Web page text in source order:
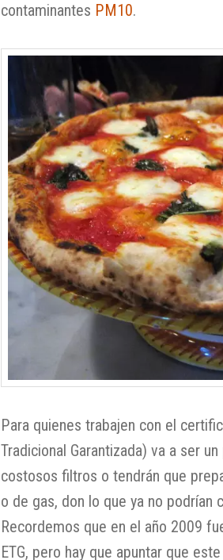
contaminantes PM10.
Para quienes trabajen con el
Tradicional Garantizada) va a ser
costosos filtros o tendrán que
o de gas, don lo que ya no podrían
Recordemos que en el año 2009
ETG, pero hay que apuntar que